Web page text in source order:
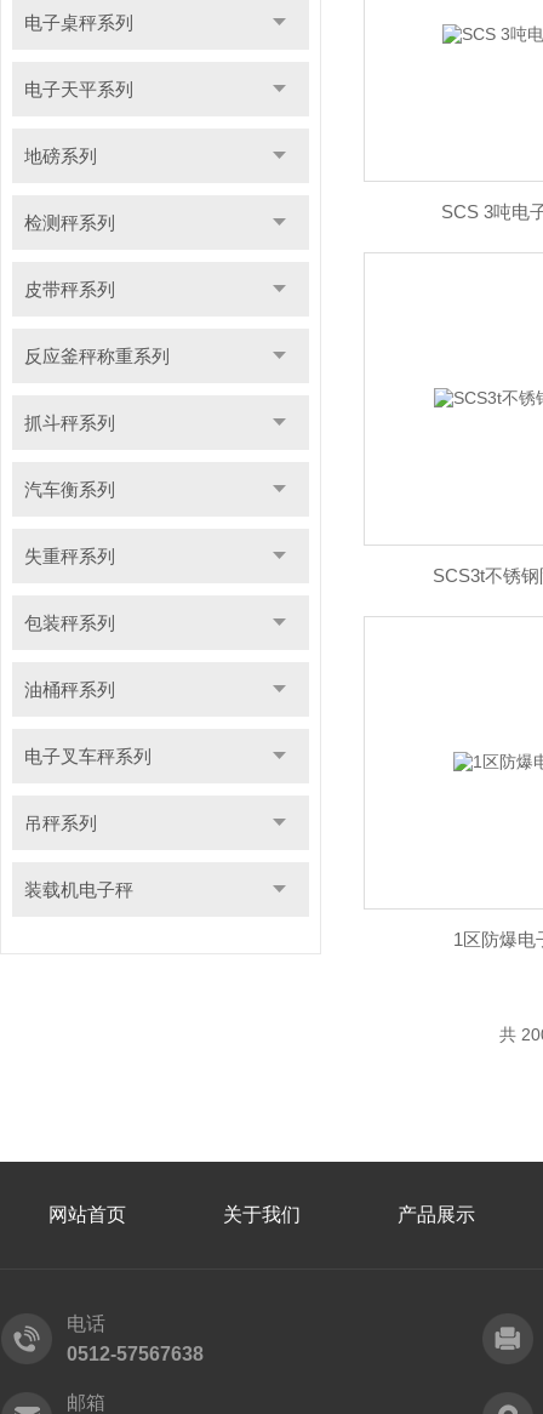
电子桌秤系列
电子天平系列
地磅系列
检测秤系列
皮带秤系列
反应釜秤称重系列
抓斗秤系列
汽车衡系列
失重秤系列
包装秤系列
油桶秤系列
电子叉车秤系列
吊秤系列
装载机电子秤
SCS 3吨电
SCS3t不锈
1区防爆电
共
网站首页 关于我们 产品展示
电话
0512-57567638
邮箱